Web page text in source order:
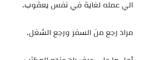
الي عمله لغاية في نفس يعقوب.
مراد رجع من السفر ورجع الشغل.